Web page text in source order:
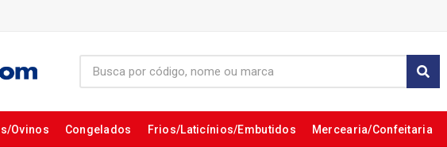
Ovinos Congelados Frios/Laticínios/Embutidos Mercearia/Confeitaria